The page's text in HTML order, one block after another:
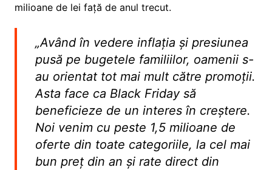
milioane de lei față de anul trecut.
„Având în vedere inflația și presiunea
pusă pe bugetele familiilor, oamenii s-
au orientat tot mai mult către promoții.
Asta face ca Black Friday să
beneficieze de un interes în creștere.
Noi venim cu peste 1,5 milioane de
oferte din toate categoriile, la cel mai
bun preț din an și rate direct din